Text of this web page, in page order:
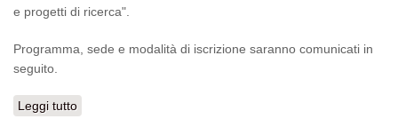
e progetti di ricerca".
Programma, sede e modalità di iscrizione saranno comunicati in
seguito.
Leggi tutto